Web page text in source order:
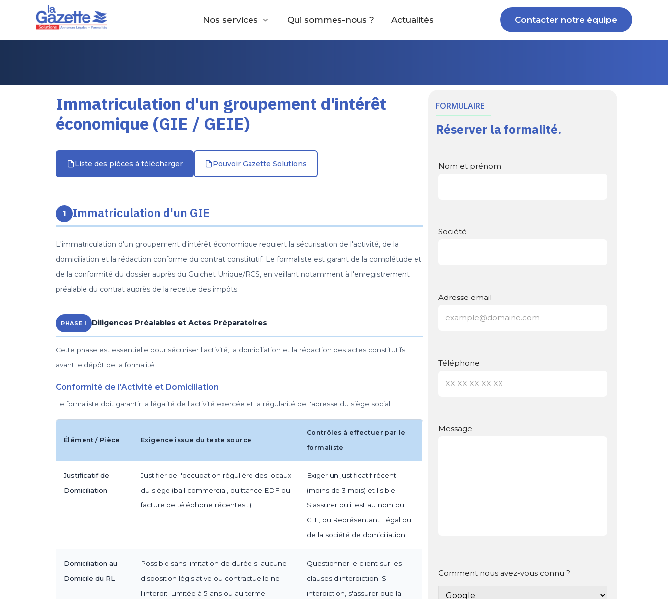
Nos services Qui sommes-nous ? Actualités Contacter notre équipe
Immatriculation d'un groupement d'intérêt
économique (GIE / GEIE)
Liste des pièces à télécharger Pouvoir Gazette Solutions
1 Immatriculation d'un GIE
L'immatriculation d'un groupement d'intérêt économique requiert la sécurisation de l'activité, de la
domiciliation et la rédaction conforme du contrat constitutif. Le formaliste est garant de la complétude et
de la conformité du dossier auprès du Guichet Unique/RCS, en veillant notamment à l'enregistrement
préalable du contrat auprès de la recette des impôts.
PHASE I Diligences Préalables et Actes Préparatoires
Cette phase est essentielle pour sécuriser l'activité, la domiciliation et la rédaction des actes constitutifs
avant le dépôt de la formalité.
Conformité de l'Activité et Domiciliation
Le formaliste doit garantir la légalité de l'activité exercée et la régularité de l'adresse du siège social.
Élément / Pièce Exigence issue du texte source
Contrôles à effectuer par le
formaliste
Justificatif de
Domiciliation
Justifier de l'occupation régulière des locaux
du siège (bail commercial, quittance EDF ou
facture de téléphone récentes…).
Exiger un justificatif récent
(moins de 3 mois) et lisible.
S'assurer qu'il est au nom du
GIE, du Représentant Légal ou
de la société de domiciliation.
Domiciliation au
Domicile du RL
Possible sans limitation de durée si aucune
disposition législative ou contractuelle ne
l'interdit. Limitée à 5 ans ou au terme
Questionner le client sur les
clauses d'interdiction. Si
interdiction, s'assurer que la
FORMULAIRE
Réserver la formalité.
Nom et prénom
Société
Adresse email
Téléphone
Message
Comment nous avez-vous connu ?